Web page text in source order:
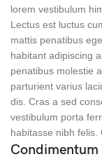
lorem vestibulum
Lectus est luctus
mattis penatibus
habitant adipiscing
penatibus molestie
parturient varius
dis. Cras a sed
vestibulum porta
habitasse nibh felis.
Condimentum